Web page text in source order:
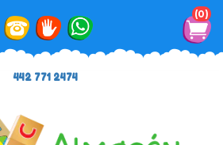
0
442 771 2474